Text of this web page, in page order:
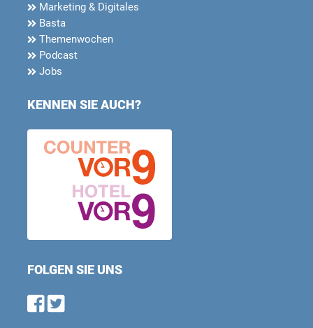
Marketing & Digitales
Basta
Themenwochen
Podcast
Jobs
KENNEN SIE AUCH?
FOLGEN SIE UNS
Find us on Facebook
Follow us on Twitter